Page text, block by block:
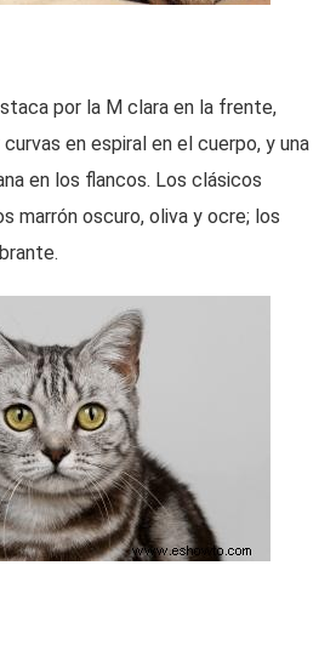
por la M clara en la frente,
en espiral en el cuerpo, y una
en los flancos. Los clásicos
marrón oscuro, oliva y ocre; los